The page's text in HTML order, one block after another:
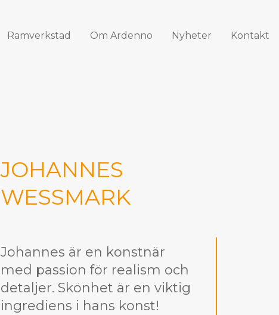
Ramverkstad Om Ardenno Nyheter Kontakt
JOHANNES
WESSMARK
Johannes är en konstnär
med passion för realism och
detaljer. Skönhet är en viktig
ingrediens i hans konst!